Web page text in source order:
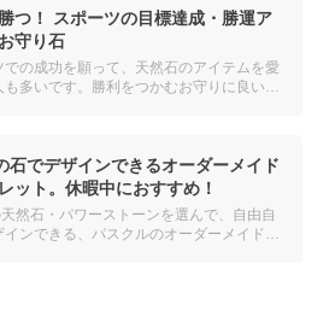
つ！ スポーツの目標達成・勝運ア
守り石
での成功を願って、天然石のアイテムを愛
も多いです。勝利をつかむお守りに良いス
石でデザインできるオーダーメイド
ット。休暇中におすすめ！
然石・パワーストーンを選んで、自由自
インできる、パスクルのオーダーメイドブ